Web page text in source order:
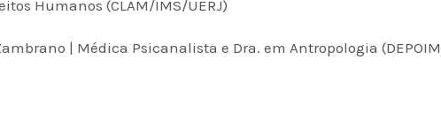
Humanos (CLAM/IMS/UERJ)
| Médica Psicanalista e Dra. em Antropologia